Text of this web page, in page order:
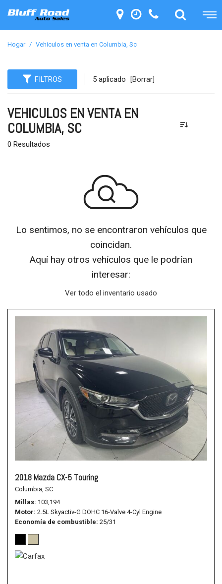
Hogar / Vehiculos en venta en Columbia, Sc
FILTROS 5 aplicado [Borrar]
VEHICULOS EN VENTA EN
COLUMBIA, SC
0 Resultados
Lo sentimos, no se encontraron vehículos que
coincidan.
Aquí hay otros vehículos que le podrían
interesar:
Ver todo el inventario usado
2018 Mazda CX-5 Touring
Columbia, SC
Millas 103,194
Motor 2.5L Skyactiv-G DOHC 16-Valve 4-Cyl Engine
Economía de combustible 25/31